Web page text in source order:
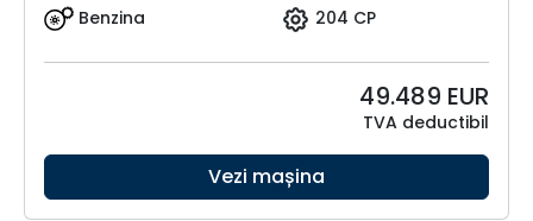
Benzina
204 CP
49.489 EUR
TVA deductibil
Vezi mașina